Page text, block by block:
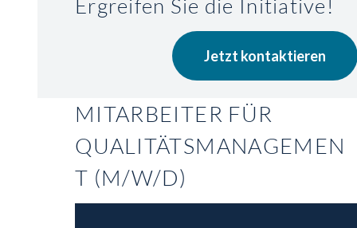
Ergreifen Sie die Initiative!
Jetzt kontaktieren
MITARBEITER FÜR
QUALITÄTSMANAGEMEN
T (M/W/D)